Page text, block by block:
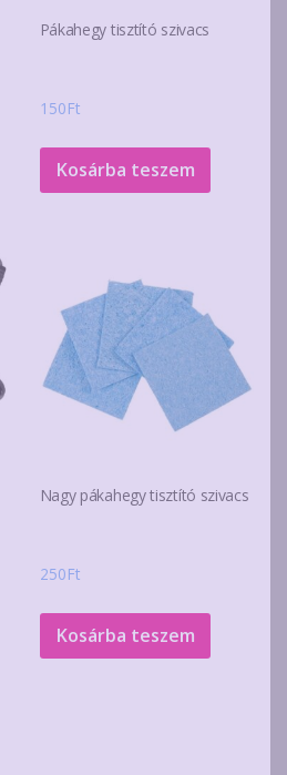
Pákahegy tisztító szivacs
150Ft
Kosárba teszem
Nagy pákahegy tisztító szivacs
250Ft
Kosárba teszem